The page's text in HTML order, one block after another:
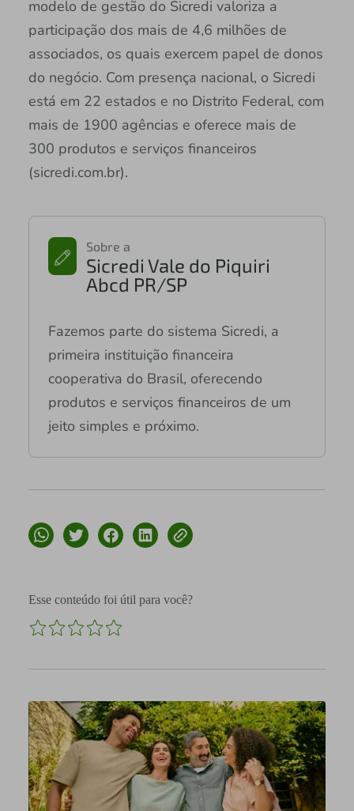
modelo de gestão do Sicredi valoriza a
participação dos mais de 4,6 milhões de
associados, os quais exercem papel de donos
do negócio. Com presença nacional, o Sicredi
está em 22 estados e no Distrito Federal, com
mais de 1900 agências e oferece mais de
300 produtos e serviços financeiros
(sicredi.com.br).
Sobre a
Sicredi Vale do Piquiri
Abcd PR/SP
Fazemos parte do sistema Sicredi, a
primeira instituição financeira
cooperativa do Brasil, oferecendo
produtos e serviços financeiros de um
jeito simples e próximo.
Esse conteúdo foi útil para você?